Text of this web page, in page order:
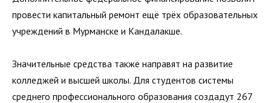
провести капитальный ремонт ещё трёх образовательных
учреждений в Мурманске и Кандалакше.
Значительные средства также направят на развитие
колледжей и высшей школы. Для студентов системы
среднего профессионального образования создадут 267